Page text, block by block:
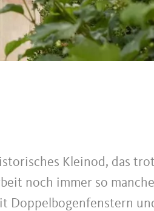
Kleinod, das
noch immer so
Doppelbogenfenstern